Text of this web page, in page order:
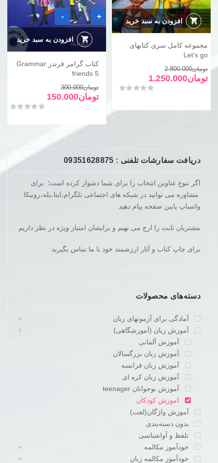
افزودن به سبد خرید
مجموعه کامل سری کتابهای
Let’s go
تومان2.800.000قیمت
اصلی
تومان2.800.000
تومان1.250.000
قیمت
فعلی
تومان1.250.000امتیاز0از 5
-
کتاب
گرامر
فرندز
Grammar
friends
5
عدد
+
افزودن به سبد خرید
کتاب گرامر فرندز Grammar
friends 5
تومان300.000قیمت
اصلی
تومان300.000
تومان150.000
قیمت
فعلی
تومان150.000
امتیاز0از 5
دریافت سفارشات تلفنی : 09351628875
اگر تنوع عناوین انتخاب را برای شما دشوار کرده است؛ برای
مشاوره می توانید در شبکه های اجتماعی تلگرام،ایتا،بله،روبیکا
واتساپ پایین صفحه پیام دهید
مشتریان ثابت را ارج می نهیم و برایشان امتیاز ویژه در نظر داریم
برای چاپ کناب و آثار ارزشمند خود با ما تماس بگیرید
دسته‌های محصولات
آمادگی برای آزمونهای زبان
آموزش زبان (آموزشگاهی)
آموزش آلمانی
آموزش زبان بزرگسالان
آموزش زبان فرانسه
آموزش زبان کره ای
آموزش نوجوانان teenager
اموزش کودکان
آموزش واژگان(لغت)
بدون دسته‌بندی
تلفظ و آواشناسی
خودآموز مکالمه
خودآموز مکالمه زبان